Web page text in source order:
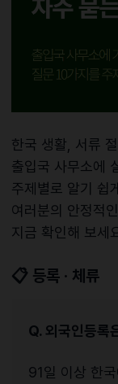
한국 생활, 서류
출입국 사무소에
주제별로 알기 쉽
여러분의 안정적
지금 확인해 보세
📋 등록 · 체류
Q. 외국인등록
91일 이상 한